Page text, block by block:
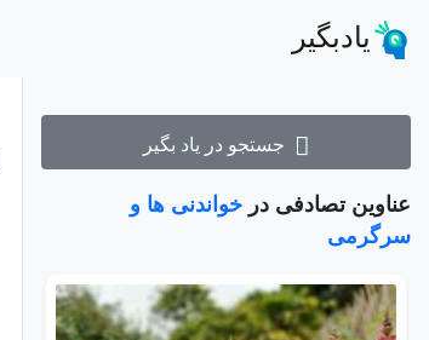
یادبگیر
جستجو در یاد بگیر
عناوین تصادفی در خواندنی ها و
سرگرمی